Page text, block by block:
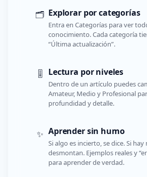
🗂️ Explorar por categorías
Entra en Categorías para ver
conocimiento. Cada categoría
“Última actualización”.
🎚️ Lectura por niveles
Dentro de un artículo puedes
Amateur, Medio y Profesional
profundidad y detalle.
✨ Aprender sin humo
Si algo es incierto, se dice. Si hay
desmontan. Ejemplos reales y
para aprender de verdad.